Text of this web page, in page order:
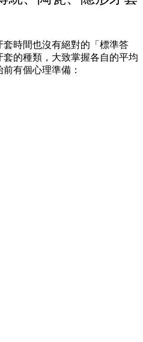
時間也沒有絕對的「標準答
的種類，大致掌握各自的平均
有個心理準備：